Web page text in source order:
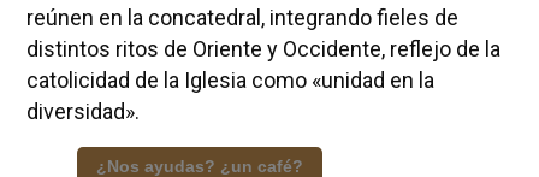
reúnen en la concatedral, integrando fieles de
distintos ritos de Oriente y Occidente, reflejo de la
catolicidad de la Iglesia como «unidad en la
diversidad».
¿Nos ayudas? ¿un café?